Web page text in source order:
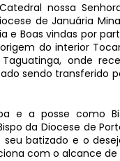
nossa
de Januária
e Boas vindas por
do interior
onde
sendo transferido
e a posse como
da Diocese de
seu batizado e o
com o alcance de